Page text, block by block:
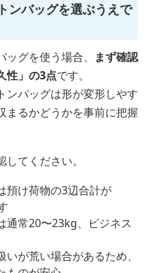
ンバッグを選ぶうえで
グを使う場合、
まず確認
性」の3点です。
ンバッグは形が変形しやす
まるかどうかを事前に把握
てください。
預け荷物の3辺合計が
通常20〜23kg、ビジネス
が荒い場合があるため、